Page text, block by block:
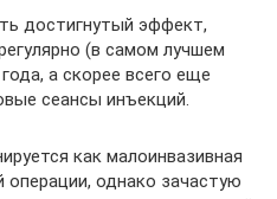
достигнутый эффект,
(в самом лучшем
а скорее всего еще
сеансы инъекций.
как малоинвазивная
операции, однако зачастую